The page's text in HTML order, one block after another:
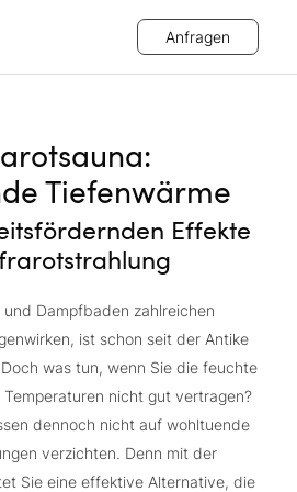
Anfragen
Tiefenwärme
Effekte
und Dampfbaden zahlreichen
ist schon seit der Antike
was tun, wenn Sie die feuchte
nicht gut vertragen?
dennoch nicht auf wohltuende
verzichten. Denn mit der
Sie eine effektive Alternative, die